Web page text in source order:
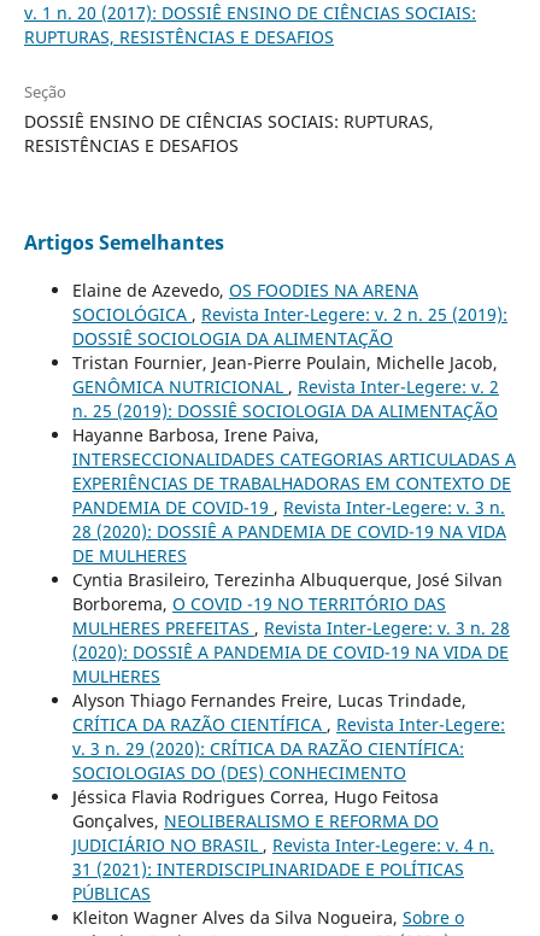
v. 1 n. 20 (2017): DOSSIÊ ENSINO DE CIÊNCIAS SOCIAIS:
RUPTURAS, RESISTÊNCIAS E DESAFIOS
Seção
DOSSIÊ ENSINO DE CIÊNCIAS SOCIAIS: RUPTURAS,
RESISTÊNCIAS E DESAFIOS
Artigos Semelhantes
Elaine de Azevedo, OS FOODIES NA ARENA
SOCIOLÓGICA , Revista Inter-Legere: v. 2 n. 25 (2019):
DOSSIÊ SOCIOLOGIA DA ALIMENTAÇÃO
Tristan Fournier, Jean-Pierre Poulain, Michelle Jacob,
GENÔMICA NUTRICIONAL , Revista Inter-Legere: v. 2
n. 25 (2019): DOSSIÊ SOCIOLOGIA DA ALIMENTAÇÃO
Hayanne Barbosa, Irene Paiva,
INTERSECCIONALIDADES CATEGORIAS ARTICULADAS A
EXPERIÊNCIAS DE TRABALHADORAS EM CONTEXTO DE
PANDEMIA DE COVID-19 , Revista Inter-Legere: v. 3 n.
28 (2020): DOSSIÊ A PANDEMIA DE COVID-19 NA VIDA
DE MULHERES
Cyntia Brasileiro, Terezinha Albuquerque, José Silvan
Borborema, O COVID -19 NO TERRITÓRIO DAS
MULHERES PREFEITAS , Revista Inter-Legere: v. 3 n. 28
(2020): DOSSIÊ A PANDEMIA DE COVID-19 NA VIDA DE
MULHERES
Alyson Thiago Fernandes Freire, Lucas Trindade,
CRÍTICA DA RAZÃO CIENTÍFICA , Revista Inter-Legere:
v. 3 n. 29 (2020): CRÍTICA DA RAZÃO CIENTÍFICA:
SOCIOLOGIAS DO (DES) CONHECIMENTO
Jéssica Flavia Rodrigues Correa, Hugo Feitosa
Gonçalves, NEOLIBERALISMO E REFORMA DO
JUDICIÁRIO NO BRASIL , Revista Inter-Legere: v. 4 n.
31 (2021): INTERDISCIPLINARIDADE E POLÍTICAS
PÚBLICAS
Kleiton Wagner Alves da Silva Nogueira, Sobre o